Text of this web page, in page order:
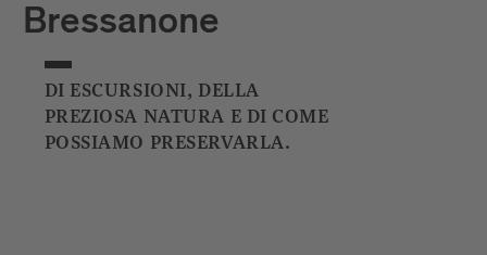
Bressanone
DI ESCURSIONI, DELLA
PREZIOSA NATURA E DI COME
POSSIAMO PRESERVARLA.